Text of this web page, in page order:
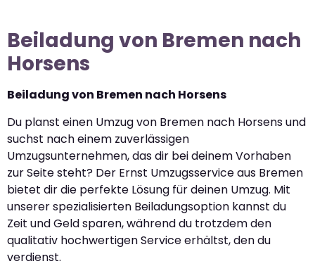
Beiladung von Bremen nach
Horsens
Beiladung von Bremen nach Horsens
Du planst einen Umzug von Bremen nach Horsens und
suchst nach einem zuverlässigen
Umzugsunternehmen, das dir bei deinem Vorhaben
zur Seite steht? Der Ernst Umzugsservice aus Bremen
bietet dir die perfekte Lösung für deinen Umzug. Mit
unserer spezialisierten Beiladungsoption kannst du
Zeit und Geld sparen, während du trotzdem den
qualitativ hochwertigen Service erhältst, den du
verdienst.